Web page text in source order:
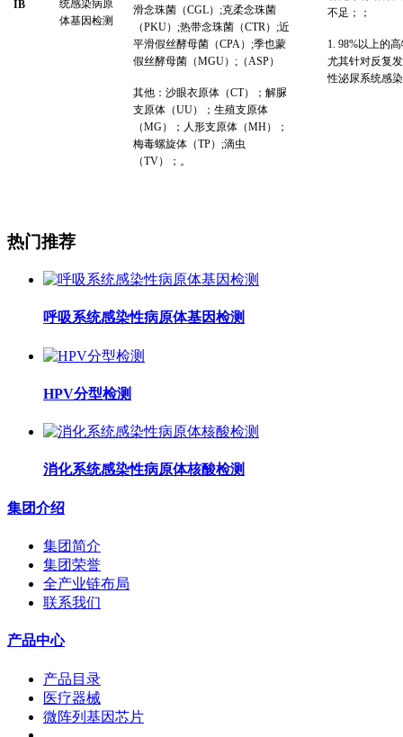
IB
统感染病原
体基因检测
滑念珠菌（CGL）;克柔念珠菌
（PKU）;热带念珠菌（CTR）;近
平滑假丝酵母菌（CPA）;季也蒙
假丝酵母菌（MGU）;（ASP）
其他：沙眼衣原体（CT）；解脲
支原体（UU）；生殖支原体
（MG）；人形支原体（MH）；
梅毒螺旋体（TP）;滴虫
（TV）；。
不足；；
1. 98%以上的
尤其针对反复
性泌尿系统感
热门推荐
呼吸系统感染性病原体基因检测
HPV分型检测
消化系统感染性病原体核酸检测
集团介绍
集团简介
集团荣誉
全产业链布局
联系我们
产品中心
产品目录
医疗器械
微阵列基因芯片